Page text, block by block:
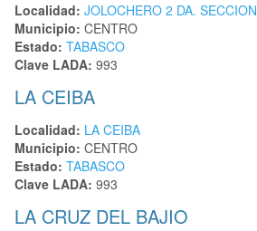
Localidad: JOLOCHERO 2 DA. SECCION
Municipio: CENTRO
Estado: TABASCO
Clave LADA: 993
LA CEIBA
Localidad: LA CEIBA
Municipio: CENTRO
Estado: TABASCO
Clave LADA: 993
LA CRUZ DEL BAJIO